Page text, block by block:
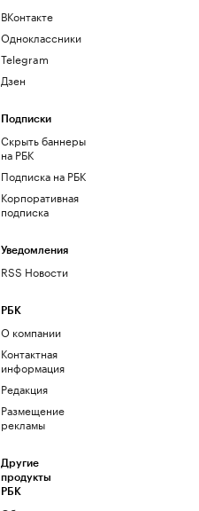
ВКонтакте
Одноклассники
Telegram
Дзен
Подписки
Скрыть баннеры
на РБК
Подписка на РБК
Корпоративная
подписка
Уведомления
RSS Новости
РБК
О компании
Контактная
информация
Редакция
Размещение
рекламы
Другие
продукты
РБК